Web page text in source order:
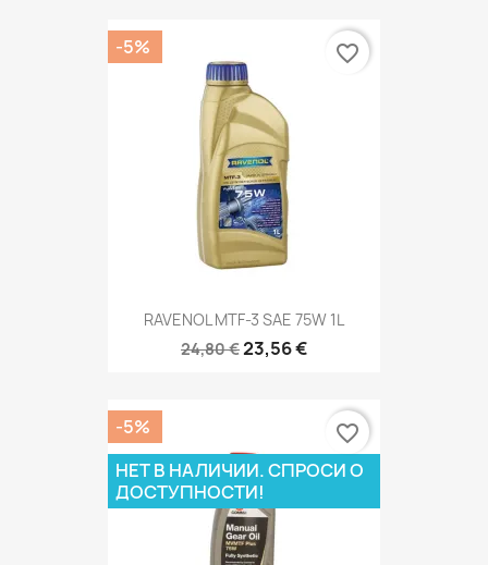
RAVENOL MTF-3 SAE 75W 1L
24,80 €23,56 €
-5% favorite_border
-5%
НЕТ В НАЛИЧИИ. СПРОСИ О
ДОСТУПНОСТИ!
favorite_border